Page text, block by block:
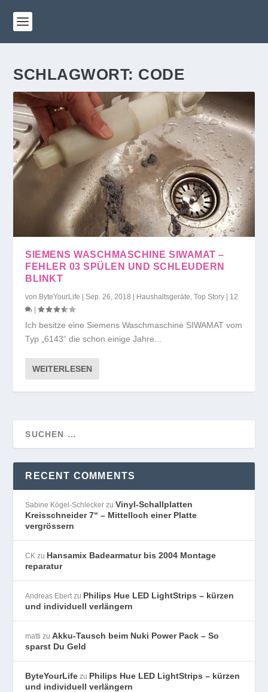
SCHLAGWORT: CODE
SIEMENS WASCHMASCHINE SIWAMAT –
FEHLER 03 SPÜLEN UND SCHLEUDERN
BLINKT
von ByteYourLife |Sep. 26, 2018 | Haushaltsgeräte ,Top Story | 12
|
Ich besitze eine Siemens Waschmaschine SIWAMAT vom
Typ „6143“ die schon einige Jahre...
WEITERLESEN
RECENT COMMENTS
Sabine Kögel-Schlecker zuVinyl-Schallplatten
Kreisschneider 7“ – Mittelloch einer Platte
vergrössern
CK zu Hansamix Badearmatur bis 2004 Montage
reparatur
Andreas Ebert zu Philips Hue LED LightStrips – kürzen
und individuell verlängern
matti zuAkku-Tausch beim Nuki Power Pack – So
sparst Du Geld
ByteYourLife zu Philips Hue LED LightStrips – kürzen
und individuell verlängern